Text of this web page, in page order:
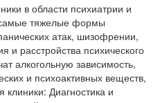
в области психиатрии и
тяжелые формы
атак, шизофрении,
и расстройства психического
алкогольную зависимость,
и психоактивных веществ,
клиники: Диагностика и